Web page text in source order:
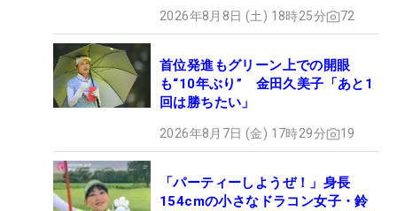
2026年8月8日 (土) 18時25分 72
首位発進もグリーン上での開眼
も“10年ぶり” 金田久美子「あと1
回は勝ちたい」
2026年8月7日 (金) 17時29分 19
「パーティーしようぜ！」身長
154cmの小さなドラコン女子・鈴